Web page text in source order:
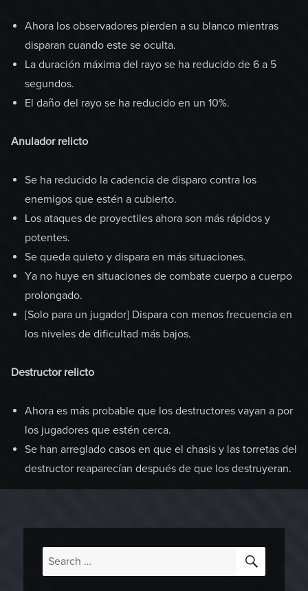
Ahora los observadores pierden a su blanco mientras
disparan cuando este se oculta.
La duración máxima del rayo se ha reducido de 6 a 5
segundos.
El daño del rayo se ha reducido en un 10%.
Anulador relicto
Se ha reducido la cadencia de disparo contra los
enemigos que estén a cubierto.
Los ataques de proyectiles ahora son más rápidos y
potentes.
Se queda quieto y dispara en más situaciones.
Ya no huye en situaciones de combate cuerpo a cuerpo
prolongado.
[Solo para un jugador] Dispara con menos frecuencia en
los niveles de dificultad más bajos.
Destructor relicto
Ahora es más probable que los destructores vayan a por
los jugadores que estén cerca.
Se han arreglado casos en que el chasis y las torretas del
destructor reaparecían después de que los destruyeran.
Search
for: